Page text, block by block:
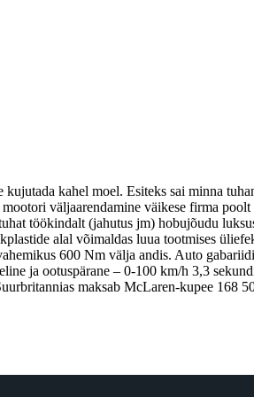
kahel moel. Esiteks sai minna
väljaarendamine väikese firma
töökindalt (jahutus jm) hobujõudu
alal võimaldas luua tootmises
600 Nm välja andis. Auto
ja ootuspärane – 0-100 km/h 3,3
maksab McLaren-kupee 168